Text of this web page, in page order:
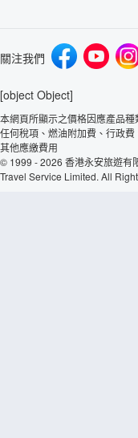
關注我們
[object Object]
本網頁所顯示之價格因應產品
任何稅項、燃油附加費、行政
其他應繳費用
© 1999 - 2026 香港永安旅遊有
Travel Service Limited. All